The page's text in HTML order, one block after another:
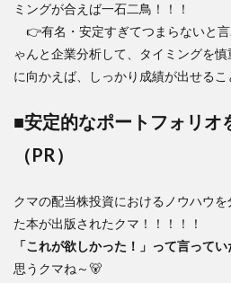
ミングが合えば一石二鳥！！！
👉有名・安定すぎてつまらないと
ゃんと企業分析して、タイミングを
に向かえば、しっかり成績が出せる
■安定的なポートフォリオ
（PR）
クマの配当株投資におけるノウハウ
た本が出版されたクマ！！！！！
「これが欲しかった！」って言って
思うクマね～🐻